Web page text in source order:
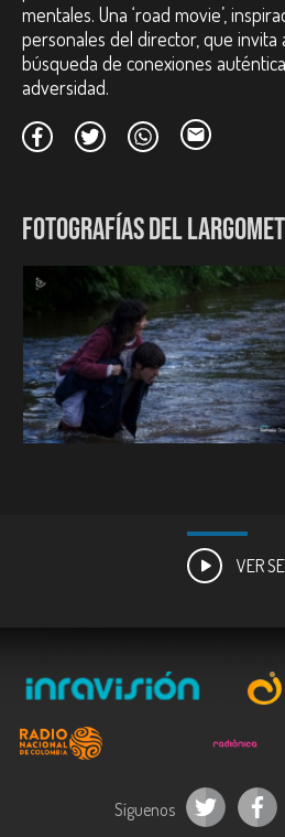
Unidos. 2020.
Selección Oficial. Festival
Indias - FICCI. Colombia. 2020.
Selección Oficial. Festival
mentales. Una ‘road movie’,
personales del director, que
búsqueda de conexiones
adversidad.
FOTOGRAFÍAS DEL
VER
Síguenos